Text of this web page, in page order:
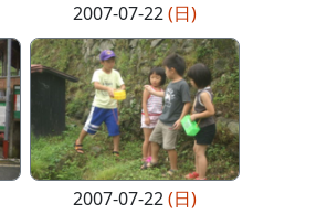
2007-07-22(日)
2007-07-22(日)